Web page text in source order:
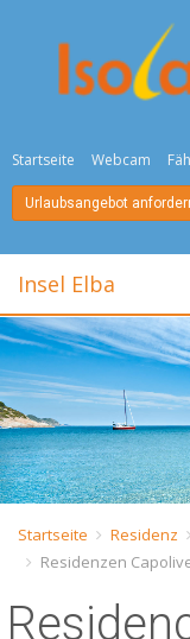
Startseite Webcam
Urlaubsangebot
Insel Elba
Startseite Residenz
Residenzen